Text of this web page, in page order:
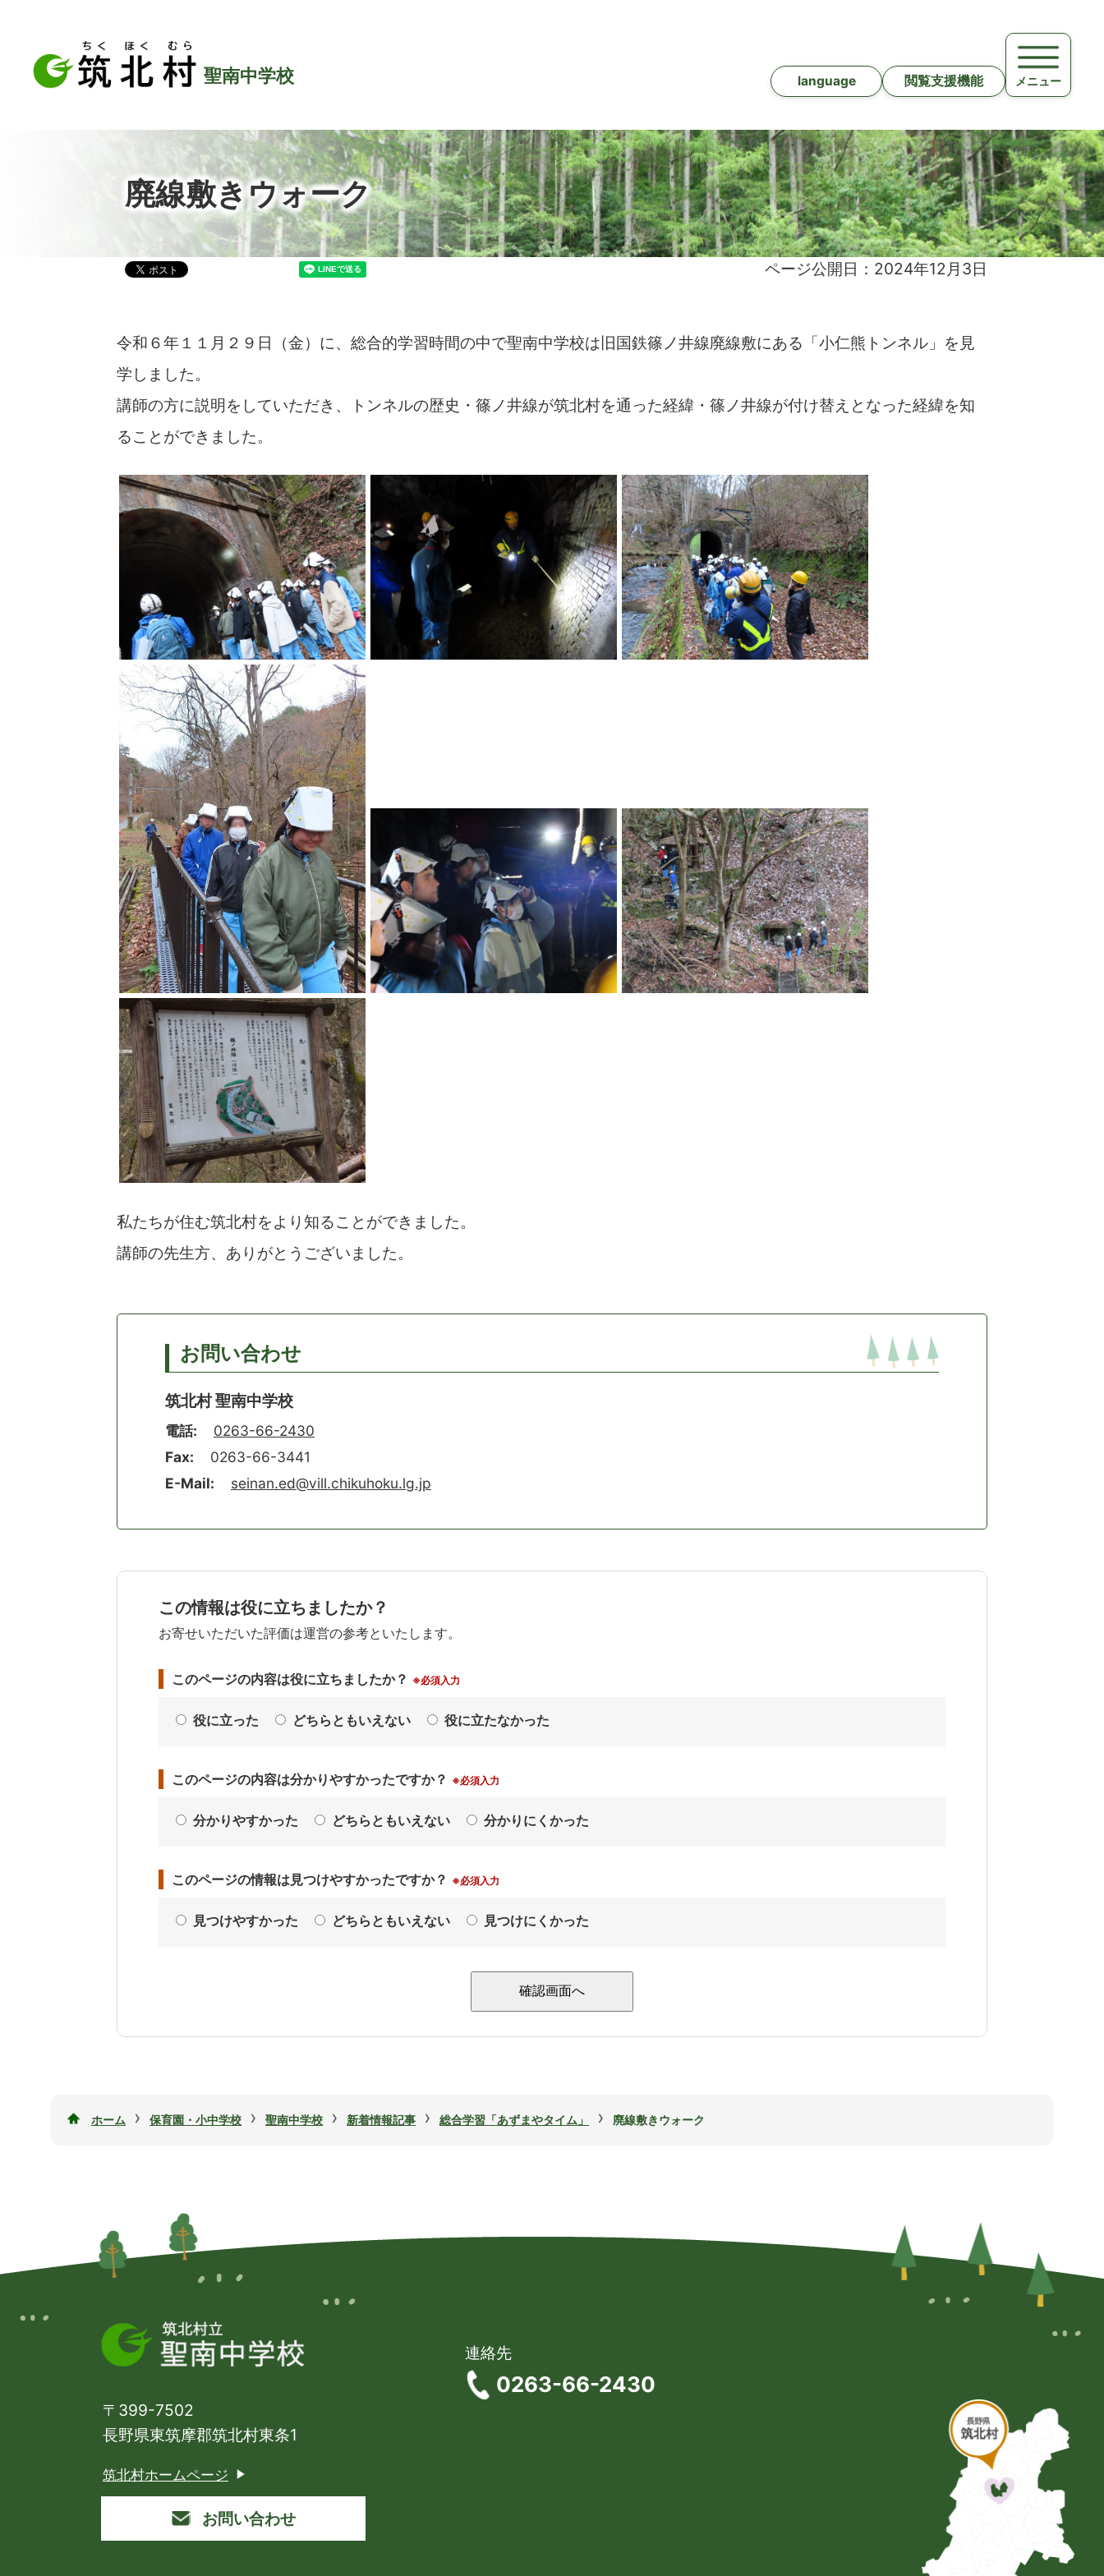
聖南中学校 language 閲覧支援機能 メニュー
廃線敷きウォーク
ページ公開日：2024年12月3日
令和６年１１月２９日（金）に、総合的学習時間の中で聖南中学校は旧国鉄篠ノ井線廃線敷にある「小仁熊トンネル」を見
学しました。
講師の方に説明をしていただき、トンネルの歴史・篠ノ井線が筑北村を通った経緯・篠ノ井線が付け替えとなった経緯を知
ることができました。
私たちが住む筑北村をより知ることができました。
講師の先生方、ありがとうございました。
お問い合わせ
筑北村 聖南中学校
電話:
0263-66-2430
Fax:
0263-66-3441
E-Mail:
seinan.ed@vill.chikuhoku.lg.jp
この情報は役に立ちましたか？
お寄せいただいた評価は運営の参考といたします。
このページの内容は役に立ちましたか？ ※必須入力
役に立った どちらともいえない 役に立たなかった
このページの内容は分かりやすかったですか？ ※必須入力
分かりやすかった どちらともいえない 分かりにくかった
このページの情報は見つけやすかったですか？ ※必須入力
見つけやすかった どちらともいえない 見つけにくかった
ホーム › 保育園・小中学校 › 聖南中学校 › 新着情報記事 › 総合学習「あずまやタイム」 › 廃線敷きウォーク
〒399-7502
長野県東筑摩郡筑北村東条1
筑北村ホームページ
お問い合わせ
連絡先
0263-66-2430